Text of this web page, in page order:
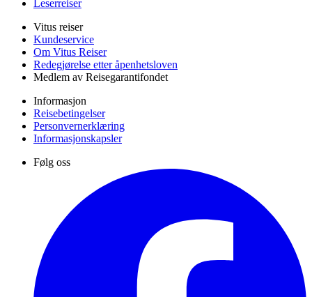
Leserreiser
Vitus reiser
Kundeservice
Om Vitus Reiser
Redegjørelse etter åpenhetsloven
Medlem av Reisegarantifondet
Informasjon
Reisebetingelser
Personvernerklæring
Informasjonskapsler
Følg oss